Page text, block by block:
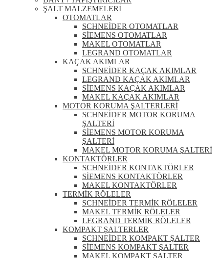
ŞALT MALZEMELERİ
OTOMATLAR
SCHNEİDER OTOMATLAR
SİEMENS OTOMATLAR
MAKEL OTOMATLAR
LEGRAND OTOMATLAR
KAÇAK AKIMLAR
SCHNEİDER KAÇAK AKIMLAR
LEGRAND KAÇAK AKIMLAR
SİEMENS KAÇAK AKIMLAR
MAKEL KAÇAK AKIMLAR
MOTOR KORUMA ŞALTERLERİ
SCHNEİDER MOTOR KORUMA
ŞALTERİ
SİEMENS MOTOR KORUMA
ŞALTERİ
MAKEL MOTOR KORUMA ŞALTERİ
KONTAKTÖRLER
SCHNEİDER KONTAKTÖRLER
SİEMENS KONTAKTÖRLER
MAKEL KONTAKTÖRLER
TERMİK RÖLELER
SCHNEİDER TERMİK RÖLELER
MAKEL TERMİK RÖLELER
LEGRAND TERMİK RÖLELER
KOMPAKT ŞALTERLER
SCHNEİDER KOMPAKT ŞALTER
SİEMENS KOMPAKT ŞALTER
MAKEL KOMPAKT ŞALTER